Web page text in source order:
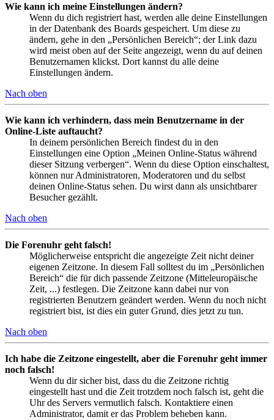
Wie kann ich meine Einstellungen ändern?
Wenn du dich registriert hast, werden alle deine Einstellungen
in der Datenbank des Boards gespeichert. Um diese zu
ändern, gehe in den „Persönlichen Bereich“; der Link dazu
wird meist oben auf der Seite angezeigt, wenn du auf deinen
Benutzernamen klickst. Dort kannst du alle deine
Einstellungen ändern.
Nach oben
Wie kann ich verhindern, dass mein Benutzername in der
Online-Liste auftaucht?
In deinem persönlichen Bereich findest du in den
Einstellungen eine Option „Meinen Online-Status während
dieser Sitzung verbergen“. Wenn du diese Option einschaltest,
können nur Administratoren, Moderatoren und du selbst
deinen Online-Status sehen. Du wirst dann als unsichtbarer
Besucher gezählt.
Nach oben
Die Forenuhr geht falsch!
Möglicherweise entspricht die angezeigte Zeit nicht deiner
eigenen Zeitzone. In diesem Fall solltest du im „Persönlichen
Bereich“ die für dich passende Zeitzone (Mitteleuropäische
Zeit, ...) festlegen. Die Zeitzone kann dabei nur von
registrierten Benutzern geändert werden. Wenn du noch nicht
registriert bist, ist dies ein guter Grund, dies jetzt zu tun.
Nach oben
Ich habe die Zeitzone eingestellt, aber die Forenuhr geht immer
noch falsch!
Wenn du dir sicher bist, dass du die Zeitzone richtig
eingestellt hast und die Zeit trotzdem noch falsch ist, geht die
Uhr des Servers vermutlich falsch. Kontaktiere einen
Administrator, damit er das Problem beheben kann.